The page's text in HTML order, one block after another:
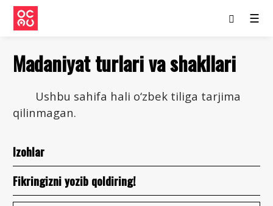
☰
Madaniyat turlari va shakllari
Ushbu sahifa hali o‘zbek tiliga tarjima
qilinmagan.
Izohlar
Fikringizni yozib qoldiring!